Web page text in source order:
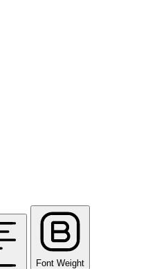
Font Weight